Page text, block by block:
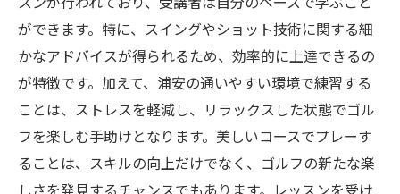
ができます。特に、スイングやショット技術に関する細
かなアドバイスが得られるため、効率的に上達できるの
が特徴です。加えて、浦安の通いやすい環境で練習する
ことは、ストレスを軽減し、リラックスした状態でゴル
フを楽しむ手助けとなります。美しいコースでプレーす
ることは、スキルの向上だけでなく、ゴルフの新たな楽
しさを発見するチャンスでもあります。レッスンを受け